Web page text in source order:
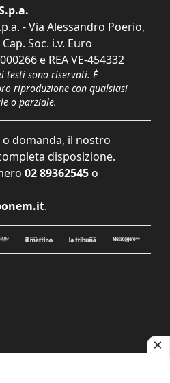
- Via Alessandro Poerio,
Soc. i.v. Euro
e REA VE-454332
testi sono riservati. È
riproduzione con qualsiasi
o parziale.
o domanda, il nostro
disposizione.
02 89362545 o
.